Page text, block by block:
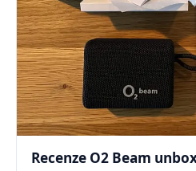
Recenze O2 Beam